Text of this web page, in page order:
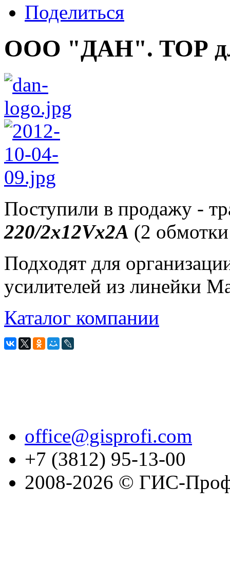
Поделиться
ООО "ДАН". ТОР
Поступили в продажу -
220/2х12Vx2A (2
Подходят для
усилителей из линейки
Каталог компании
office@gisprofi.com
+7 (3812) 95-13-00
2008-2026 © ГИС-